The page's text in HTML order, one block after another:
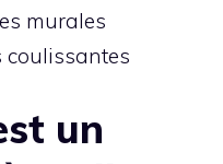
murales
coulissantes
un